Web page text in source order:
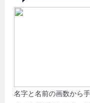
名字と名前の画数から